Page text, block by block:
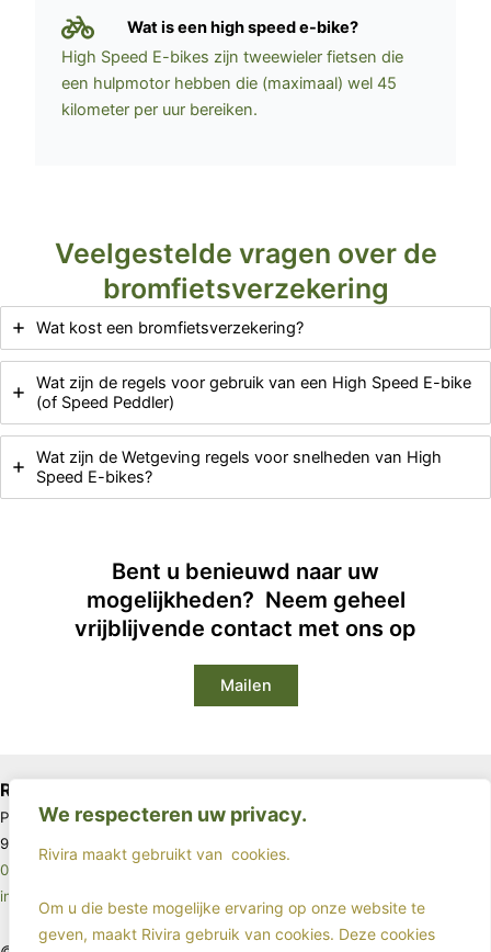
We respecteren uw privacy.
Rivira maakt gebruikt van cookies.
Om u die beste mogelijke ervaring op onze website te
geven, maakt Rivira gebruik van cookies. Deze cookies
Wat is een high speed e-bike?
High Speed E-bikes zijn tweewieler fietsen die
een hulpmotor hebben die (maximaal) wel 45
kilometer per uur bereiken.
Veelgestelde vragen over de
bromfietsverzekering
Wat kost een bromfietsverzekering?
Wat zijn de regels voor gebruik van een High Speed E-bike
(of Speed Peddler)
Wat zijn de Wetgeving regels voor snelheden van High
Speed E-bikes?
Bent u benieuwd naar uw
mogelijkheden? Neem geheel
vrijblijvende contact met ons op
Mailen
Rivira
Postbus 67
9640 AB Veendam
085 - 4017963
info@rivira.nl